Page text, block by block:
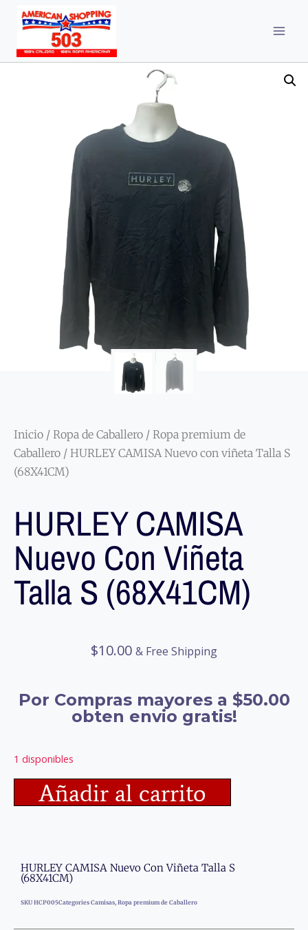
Inicio / Ropa de Caballero / Ropa premium de
Caballero / HURLEY CAMISA Nuevo con viñeta Talla S
(68X41CM)
HURLEY CAMISA
Nuevo Con Viñeta
Talla S (68X41CM)
$10.00 & Free Shipping
Por Compras mayores a $50.00
obten envio gratis!
1 disponibles
Añadir al carrito
HURLEY CAMISA Nuevo Con Viñeta Talla S
(68X41CM)
SKU HCP005Categories Camisas, Ropa premium de Caballero